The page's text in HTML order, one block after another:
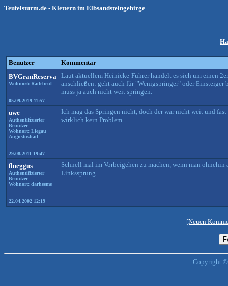
Teufelsturm.de - Klettern im Elbsandsteingebirge
Benutzer
Kommentar
BVGranReserva
Wohnort: Radebeul
05.09.2019 11:57
Laut aktuellem Heinicke-Führer handelt es sich um einen
anschließen: geht auch für "Wenigspringer" oder Einsteiger
muss ja auch nicht weit springen.
uwe
Authentifizierter
Benutzer
Wohnort: Liegau
Augustusbad
29.08.2011 19:47
Ich mag das Springen nicht, doch der war nicht weit und
wirklich kein Problem.
flueggus
Authentifizierter
Benutzer
Wohnort: darheeme
22.04.2002 12:19
Schnell mal im Vorbeigehen zu machen, wenn man
Linkssprung.
[Neuen
Copyright ©